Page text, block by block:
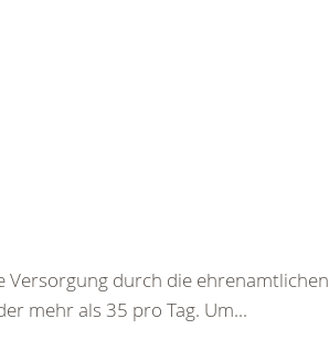
Versorgung durch die ehrenamtlichen
mehr als 35 pro Tag. Um...